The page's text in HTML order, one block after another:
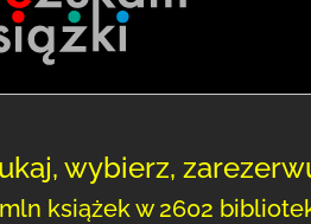
wybierz,
książek w 2602